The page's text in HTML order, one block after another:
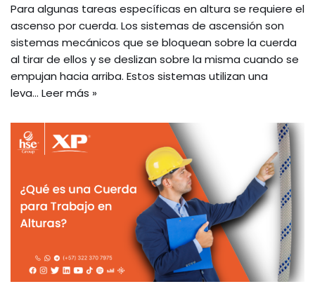
Para algunas tareas específicas en altura se requiere el
ascenso por cuerda. Los sistemas de ascensión son
sistemas mecánicos que se bloquean sobre la cuerda
al tirar de ellos y se deslizan sobre la misma cuando se
empujan hacia arriba. Estos sistemas utilizan una
leva… Leer más »